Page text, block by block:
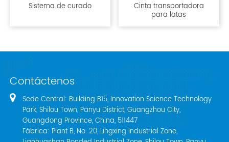
Sistema de curado
Cinta transportadora
para latas
Contáctenos
Sede Central: Building B15, Innovation Science Technology
Park, Shilou Town, Panyu District, Guangzhou City,
Guangdong Province, China, 511447
Fábrica: Plant B, No. 20, Lingxing Industrial Zone,